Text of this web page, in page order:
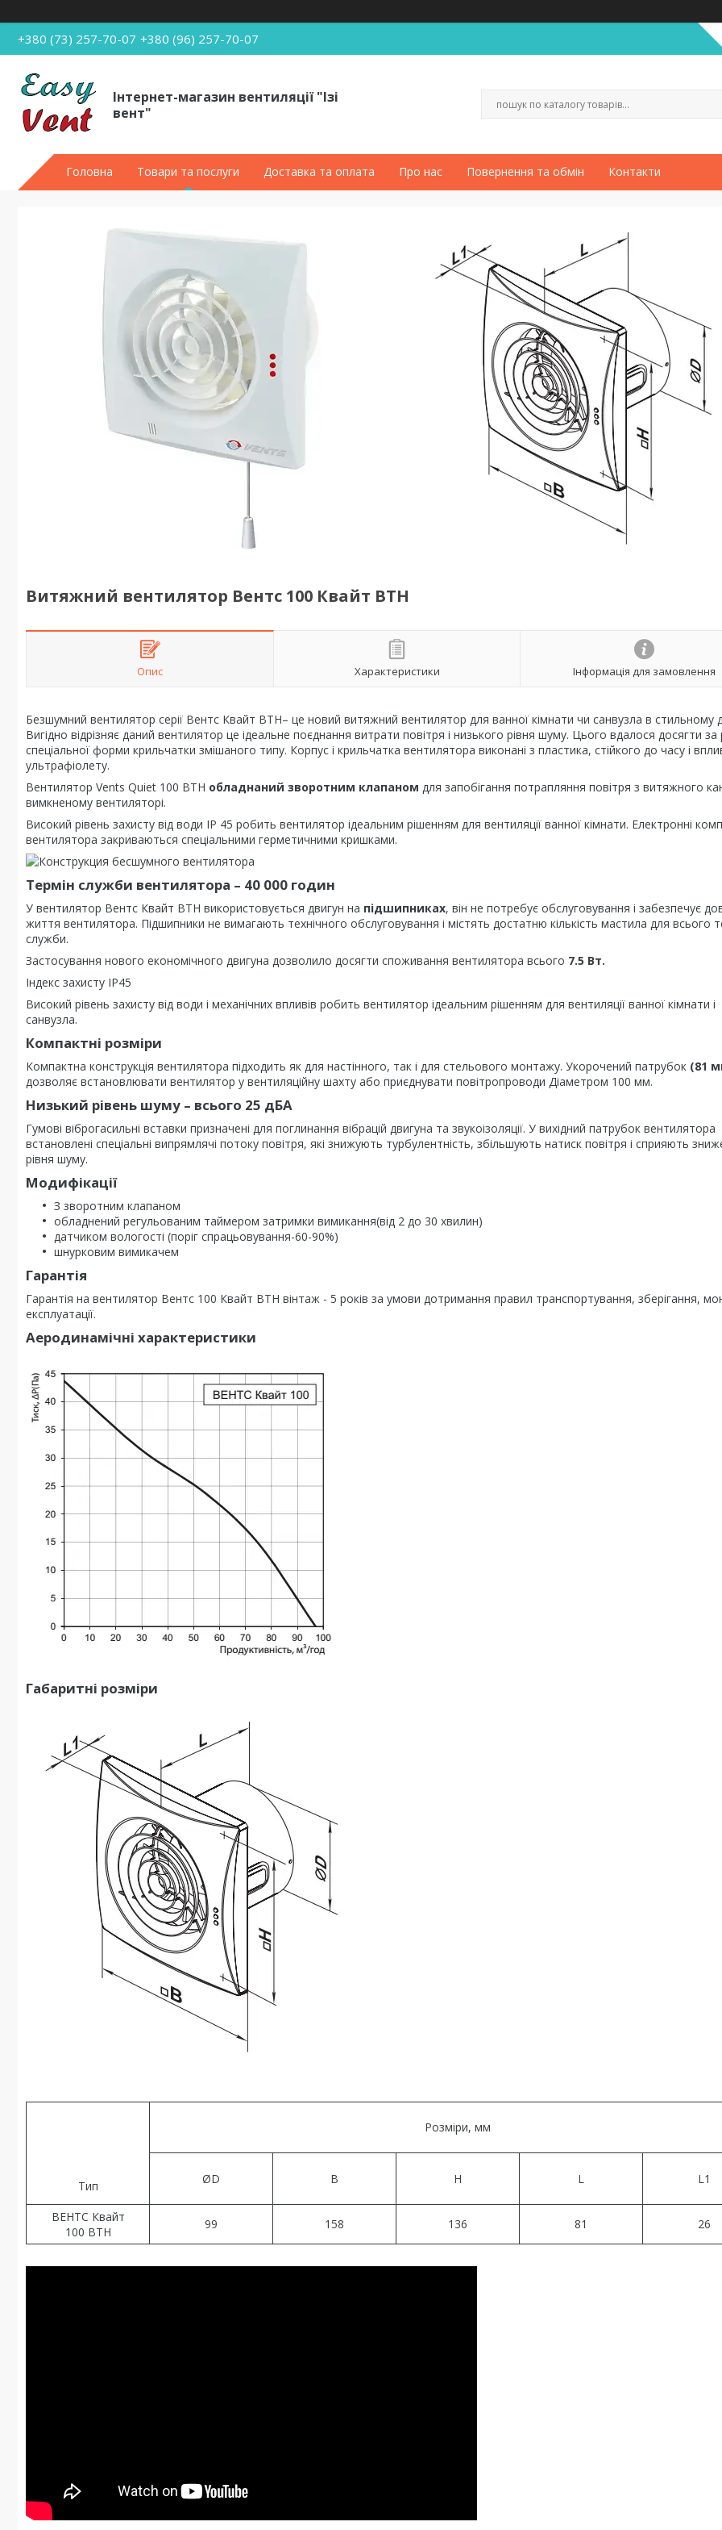
+380 (73) 257-70-07 +380 (96) 257-70-07
Інтернет-магазин вентиляції "Ізі
вент"
Головна Товари та послуги Доставка та оплата Про нас Повернення та обмін Контакти
Витяжний вентилятор Вентс 100 Квайт ВТН
Опис Характеристики Інформація для замовлення
Безшумний вентилятор серії Вентс Квайт ВТН– це новий витяжний вентилятор для ванної кімнати чи санвузла в стильному
Вигідно відрізняє даний вентилятор це ідеальне поєднання витрати повітря і низького рівня шуму. Цього вдалося досягти за
спеціальної форми крильчатки змішаного типу. Корпус і крильчатка вентилятора виконані з пластика, стійкого до часу і
ультрафіолету.
Вентилятор Vents Quiet 100 ВТН обладнаний зворотним клапаном для запобігання потрапляння повітря з витяжного
вимкненому вентиляторі.
Високий рівень захисту від води IP 45 робить вентилятор ідеальним рішенням для вентиляції ванної кімнати. Електронні
вентилятора закриваються спеціальними герметичними кришками.
Термін служби вентилятора – 40 000 годин
У вентилятор Вентс Квайт ВТН використовується двигун на підшипниках, він не потребує обслуговування і забезпечує
життя вентилятора. Підшипники не вимагають технічного обслуговування і містять достатню кількість мастила для всього
служби.
Застосування нового економічного двигуна дозволило досягти споживання вентилятора всього 7.5 Вт.
Індекс захисту IP45
Високий рівень захисту від води і механічних впливів робить вентилятор ідеальним рішенням для вентиляції ванної кімнати і
санвузла.
Компактні розміри
Компактна конструкція вентилятора підходить як для настінного, так і для стельового монтажу. Укорочений патрубок (81
дозволяє встановлювати вентилятор у вентиляційну шахту або приєднувати повітропроводи Діаметром 100 мм.
Низький рівень шуму – всього 25 дБА
Гумові віброгасильні вставки призначені для поглинання вібрацій двигуна та звукоізоляції. У вихідний патрубок вентилятора
встановлені спеціальні випрямлячі потоку повітря, які знижують турбулентність, збільшують натиск повітря і сприяють
рівня шуму.
Модифікації
З зворотним клапаном
обладнений регульованим таймером затримки вимикання(від 2 до 30 хвилин)
датчиком вологості (поріг спрацьовування-60-90%)
шнурковим вимикачем
Гарантія
Гарантія на вентилятор Вентс 100 Квайт ВТН вінтаж - 5 років за умови дотримання правил транспортування, зберігання,
експлуатації.
Аеродинамічні характеристики
Габаритні розміри
Тип
Розміри, мм
ØD B H L L1
ВЕНТС Квайт
100 ВТН
99 158 136 81 26